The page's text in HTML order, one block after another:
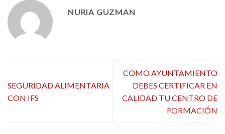
NURIA GUZMAN
SEGURIDAD ALIMENTARIA
CON IFS
COMO AYUNTAMIENTO
DEBES CERTIFICAR EN
CALIDAD TU CENTRO DE
FORMACIÓN